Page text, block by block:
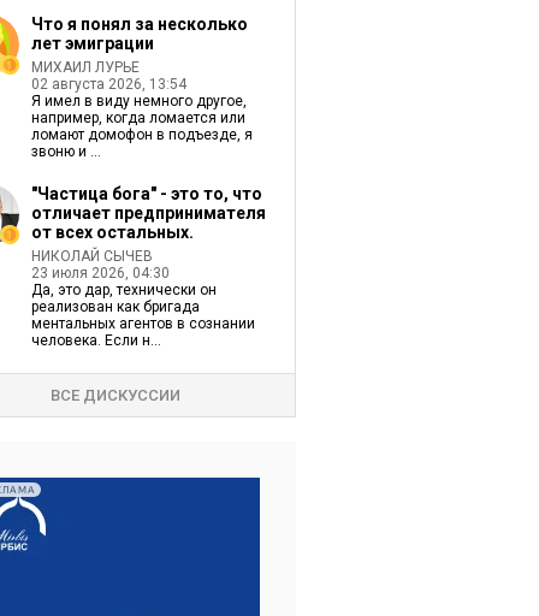
Что я понял за несколько
лет эмиграции
МИХАИЛ ЛУРЬЕ
02 августа 2026, 13:54
Я имел в виду немного другое,
например, когда ломается или
ломают домофон в подъезде, я
звоню и ...
"Частица бога" - это то, что
отличает предпринимателя
от всех остальных.
НИКОЛАЙ СЫЧЕВ
23 июля 2026, 04:30
Да, это дар, технически он
реализован как бригада
ментальных агентов в сознании
человека. Если н...
ВСЕ ДИСКУССИИ